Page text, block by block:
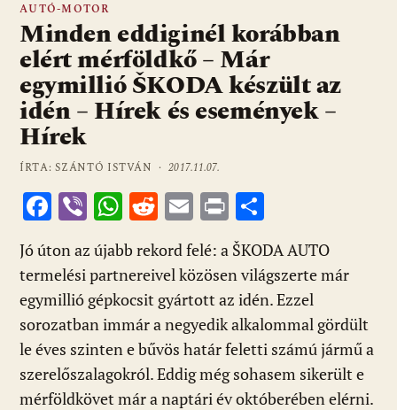
AUTÓ-MOTOR
Minden eddiginél korábban
elért mérföldkő – Már
egymillió ŠKODA készült az
idén – Hírek és események –
Hírek
ÍRTA: SZÁNTÓ ISTVÁN ·2017.11.07.
F
e
b
o
o
k
Vi
b
er
W
h
at
s
A
p
p
R
d
di
t
E
m
ai
l
Pr
in
t
ss
za
m
e
g
Jó úton az újabb rekord felé: a ŠKODA AUTO
termelési partnereivel közösen világszerte már
egymillió gépkocsit gyártott az idén. Ezzel
sorozatban immár a negyedik alkalommal gördült
le éves szinten e bűvös határ feletti számú jármű a
szerelőszalagokról. Eddig még sohasem sikerült e
mérföldkövet már a naptári év októberében elérni.